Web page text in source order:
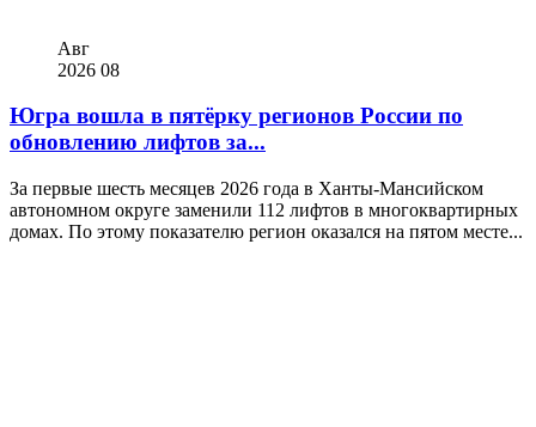
Авг
2026 08
Югра вошла в пятёрку регионов России по
обновлению лифтов за...
За первые шесть месяцев 2026 года в Ханты-Мансийском
автономном округе заменили 112 лифтов в многоквартирных
домах. По этому показателю регион оказался на пятом месте...